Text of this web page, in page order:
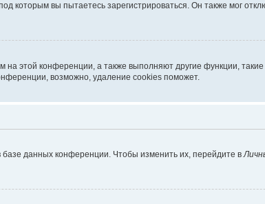
которым вы пытаетесь зарегистрироваться. Он также мог
этой конференции, а также выполняют другие функции,
возможно, удаление cookies поможет.
базе данных конференции. Чтобы изменить их, перейдите в